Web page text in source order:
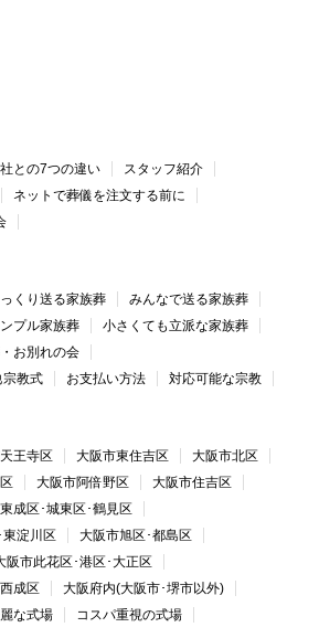
との7つの違い
スタッフ紹介
ネットで葬儀を注文する前に
くり送る家族葬
みんなで送る家族葬
プル家族葬
小さくても立派な家族葬
お別れの会
宗教式
お支払い方法 対応可能な宗教
王寺区 大阪市東住吉区
大阪市北区
大阪市阿倍野区
大阪市住吉区
成区･城東区･鶴見区
東淀川区
大阪市旭区･都島区
阪市此花区･港区･大正区
成区
大阪府内(大阪市･堺市以外)
な式場 コスパ重視の式場